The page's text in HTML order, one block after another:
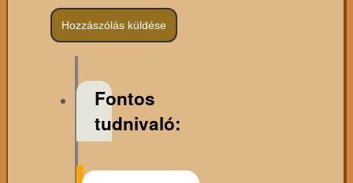
Fontos
tudnivaló: